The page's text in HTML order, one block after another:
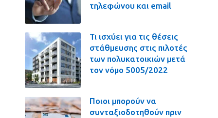
τηλεφώνου και email
Τι ισχύει για τις θέσεις
στάθμευσης στις πιλοτές
των πολυκατοικιών μετά
τον νόμο 5005/2022
Ποιοι μπορούν να
συνταξιοδοτηθούν πριν